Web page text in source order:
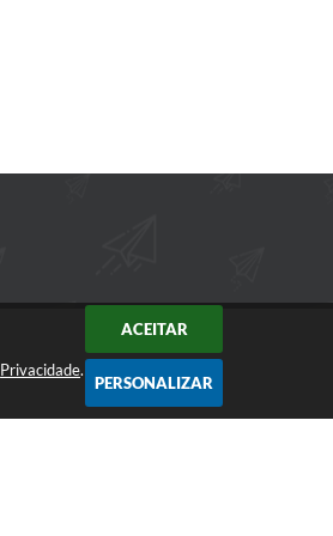
Privacidade.
ACEITAR
PERSONALIZAR